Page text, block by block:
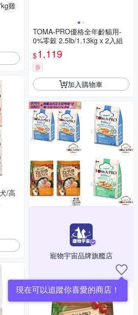
雞
/高
TOMA-PRO優格全年齡貓用-
0%零穀 2.5lb/1.13kg x 2入組
$1,119
券
加入購物車
寵物宇宙品牌旗艦店
現在可以追蹤你喜愛的商店！